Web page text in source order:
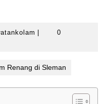
karyarawatankolam
0
Renang di Sleman